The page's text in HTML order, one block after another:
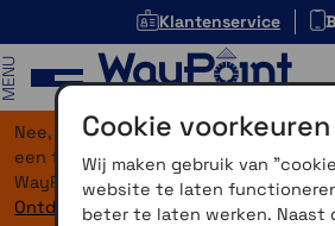
Klantenservice
Nee, je bent niet verdwaald! Onze
een flinke upgrade gekregen.
WayPoint-service, maar dan in een
Ontdek hier wat er allemaal nieuw is.
Cookie voorkeuren
Wij maken gebruik van
website te laten
beter te laten werken. Naast